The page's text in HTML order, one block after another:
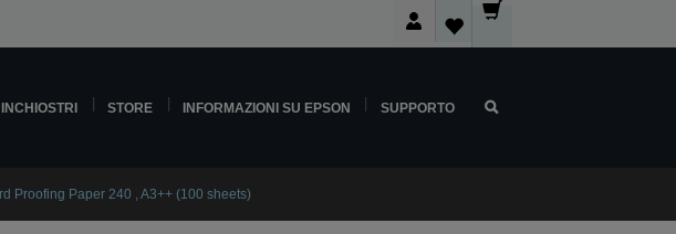
INCHIOSTRI STORE INFORMAZIONI SU EPSON SUPPORTO
Proofing Paper 240 , A3++ (100 sheets)